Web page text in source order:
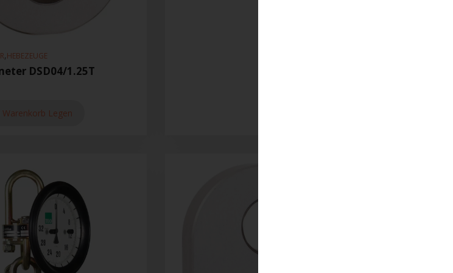
,HEBEZEUGE
DSD04/1.25T
Warenkorb Legen